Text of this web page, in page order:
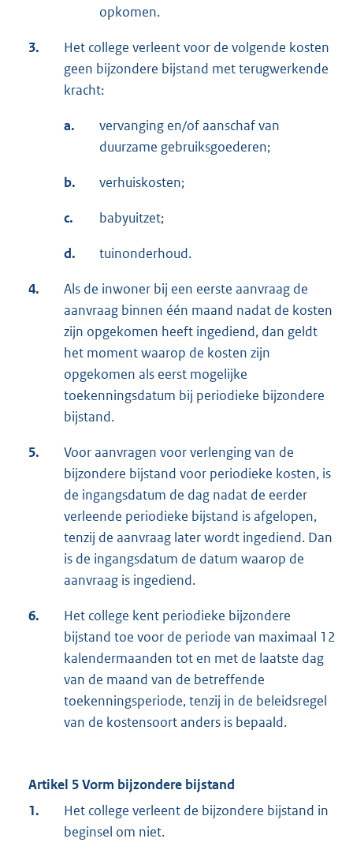
opkomen.
3.
Het college verleent voor de volgende kosten
geen bijzondere bijstand met terugwerkende
kracht:
a.
vervanging en/of aanschaf van
duurzame gebruiksgoederen;
b. verhuiskosten;
c. babyuitzet;
d. tuinonderhoud.
4.
Als de inwoner bij een eerste aanvraag de
aanvraag binnen één maand nadat de kosten
zijn opgekomen heeft ingediend, dan geldt
het moment waarop de kosten zijn
opgekomen als eerst mogelijke
toekenningsdatum bij periodieke bijzondere
bijstand.
5.
Voor aanvragen voor verlenging van de
bijzondere bijstand voor periodieke kosten, is
de ingangsdatum de dag nadat de eerder
verleende periodieke bijstand is afgelopen,
tenzij de aanvraag later wordt ingediend. Dan
is de ingangsdatum de datum waarop de
aanvraag is ingediend.
6.
Het college kent periodieke bijzondere
bijstand toe voor de periode van maximaal 12
kalendermaanden tot en met de laatste dag
van de maand van de betreffende
toekenningsperiode, tenzij in de beleidsregel
van de kostensoort anders is bepaald.
Artikel 5 Vorm bijzondere bijstand
1.
Het college verleent de bijzondere bijstand in
beginsel om niet.